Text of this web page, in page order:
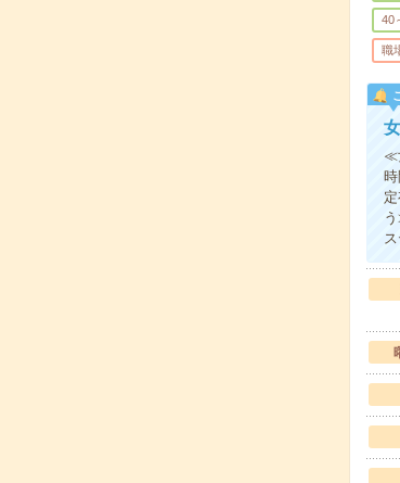
40
職
≪